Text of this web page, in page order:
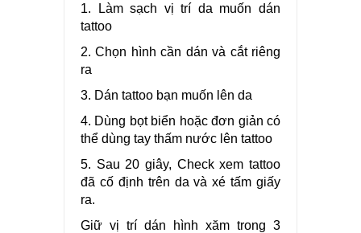
1. Làm sạch vị trí da muốn dán
tattoo
2. Chọn hình cần dán và cắt riêng
ra
3. Dán tattoo bạn muốn lên da
4. Dùng bọt biển hoặc đơn giản có
thể dùng tay thấm nước lên tattoo
5. Sau 20 giây, Check xem tattoo
đã cố định trên da và xé tấm giấy
ra.
Giữ vị trí dán hình xăm trong 3